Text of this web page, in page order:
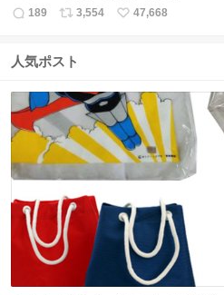
返
数
189
リ
ス
数
3,554
い
47,668
人気ポスト